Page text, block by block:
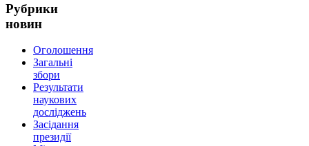
Рубрики
новин
Оголошення
Загальні
збори
Результати
наукових
досліджень
Засідання
президії